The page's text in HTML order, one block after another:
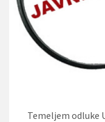
Temeljem odluke